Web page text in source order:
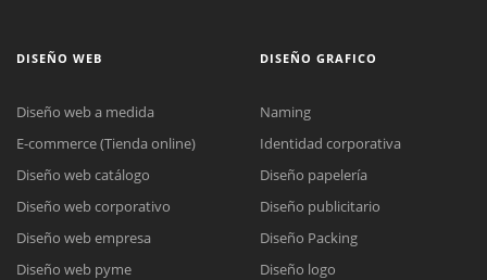
DISEÑO WEB
Diseño web a medida
E-commerce (Tienda online)
Diseño web catálogo
Diseño web corporativo
Diseño web empresa
Diseño web pyme
DISEÑO GRAFICO
Naming
Identidad corporativa
Diseño papelería
Diseño publicitario
Diseño Packing
Diseño logo